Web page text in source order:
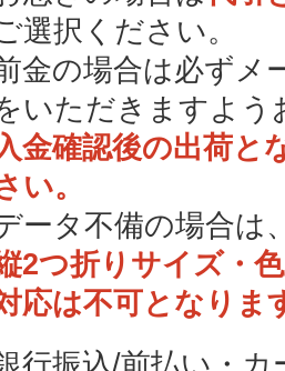
選択ください。
金の場合は必ずメ
いただきますよう
金確認後の出荷と
い。
ータ不備の場合は
2つ折りサイズ・
応は不可となりま
行振込/前払い・